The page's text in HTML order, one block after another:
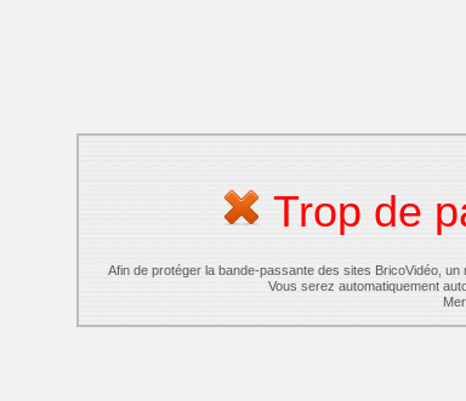
Trop de
Afin de protéger la bande-passante des sites BricoVidéo,
Vous serez automatiquement